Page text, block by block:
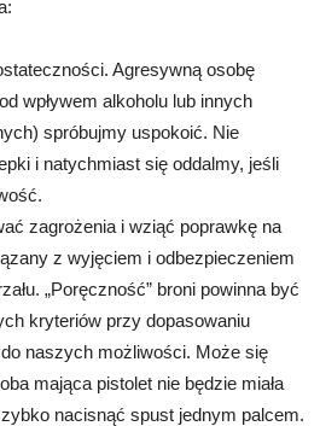
Agresywną osobę
wpływem alkoholu lub innych
spróbujmy uspokoić. Nie
i natychmiast się oddalmy, jeśli
zagrożenia i wziąć poprawkę na
z wyjęciem i odbezpieczeniem
„Poręczność” broni powinna być
kryteriów przy dopasowaniu
naszych możliwości. Może się
mająca pistolet nie będzie miała
nacisnąć spust jednym palcem.